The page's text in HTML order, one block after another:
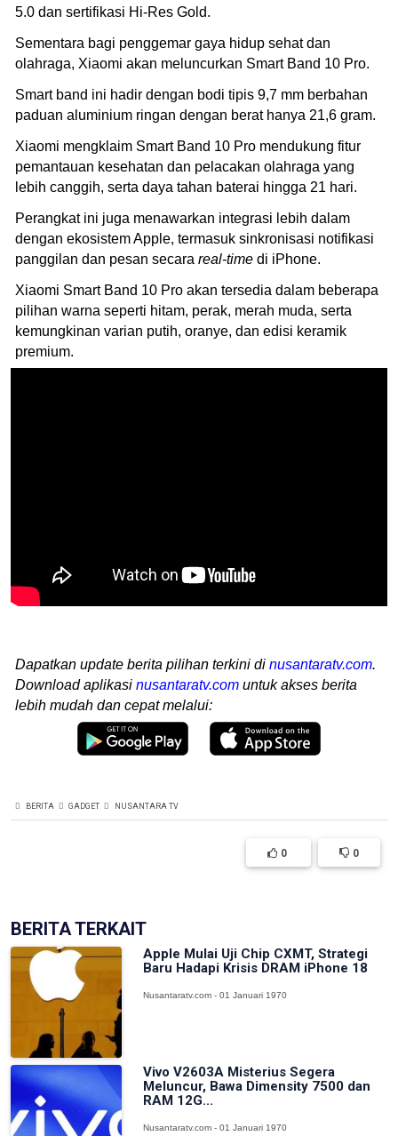
5.0 dan sertifikasi Hi-Res Gold.
Sementara bagi penggemar gaya hidup sehat dan
olahraga, Xiaomi akan meluncurkan Smart Band 10 Pro.
Smart band ini hadir dengan bodi tipis 9,7 mm berbahan
paduan aluminium ringan dengan berat hanya 21,6 gram.
Xiaomi mengklaim Smart Band 10 Pro mendukung fitur
pemantauan kesehatan dan pelacakan olahraga yang
lebih canggih, serta daya tahan baterai hingga 21 hari.
Perangkat ini juga menawarkan integrasi lebih dalam
dengan ekosistem Apple, termasuk sinkronisasi notifikasi
panggilan dan pesan secara real-time di iPhone.
Xiaomi Smart Band 10 Pro akan tersedia dalam beberapa
pilihan warna seperti hitam, perak, merah muda, serta
kemungkinan varian putih, oranye, dan edisi keramik
premium.
Dapatkan update berita pilihan terkini di nusantaratv.com.
Download aplikasi nusantaratv.com untuk akses berita
lebih mudah dan cepat melalui:
BERITA GADGET NUSANTARA TV
0 0
BERITA TERKAIT
Apple Mulai Uji Chip CXMT, Strategi
Baru Hadapi Krisis DRAM iPhone 18
Nusantaratv.com - 01 Januari 1970
Vivo V2603A Misterius Segera
Meluncur, Bawa Dimensity 7500 dan
RAM 12G...
Nusantaratv.com - 01 Januari 1970